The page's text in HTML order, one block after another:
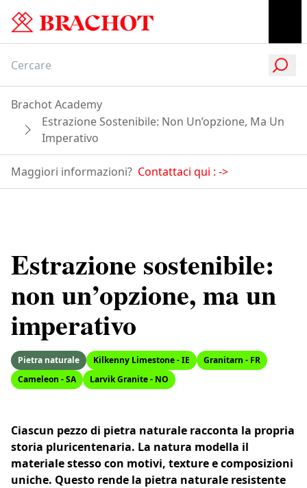
Brachot Academy
Estrazione Sostenibile: Non Un’opzione, Ma Un
Imperativo
Maggiori informazioni? Contattaci qui : ->
Estrazione sostenibile:
non un’opzione, ma un
imperativo
Pietra naturale Kilkenny Limestone - IE
Granitarn - FR
Cameleon - SA
Larvik Granite - NO
Ciascun pezzo di pietra naturale racconta la propria
storia pluricentenaria. La natura modella il
materiale stesso con motivi, texture e composizioni
uniche. Questo rende la pietra naturale resistente